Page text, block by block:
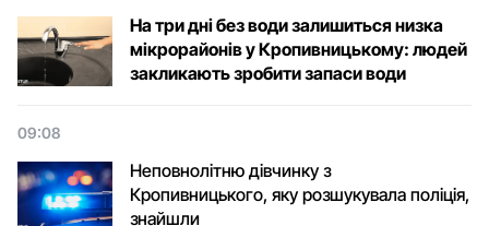
На три дні без води залишиться низка
мікрорайонів у Кропивницькому: людей
закликають зробити запаси води
09:08
Неповнолітню дівчинку з
Кропивницького, яку розшукувала поліція,
знайшли